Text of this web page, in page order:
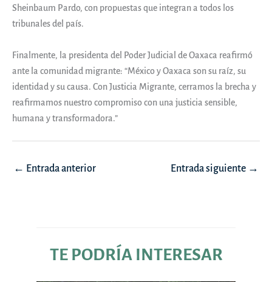
Sheinbaum Pardo, con propuestas que integran a todos los
tribunales del país.
Finalmente, la presidenta del Poder Judicial de Oaxaca reafirmó
ante la comunidad migrante: “México y Oaxaca son su raíz, su
identidad y su causa. Con Justicia Migrante, cerramos la brecha y
reafirmamos nuestro compromiso con una justicia sensible,
humana y transformadora.”
Navegación
← Entrada anterior Entrada siguiente →
TE PODRÍA INTERESAR